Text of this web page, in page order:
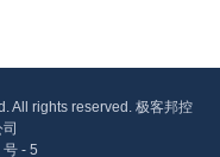
All rights reserved. 极客邦控
- 5